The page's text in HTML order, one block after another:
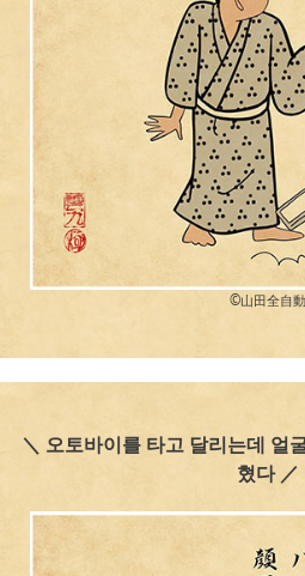
©︎山田全自動
＼ 오토바이를 타고 달리는데 얼
혔다 ／